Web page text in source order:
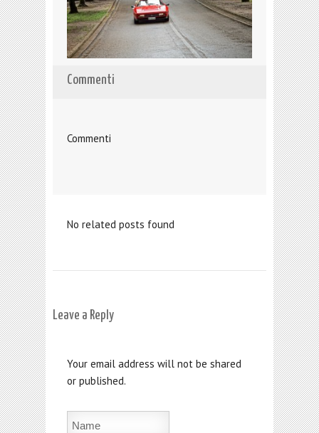
Commenti
Commenti
No related posts found
Leave a Reply
Your email address will not be shared
or published.